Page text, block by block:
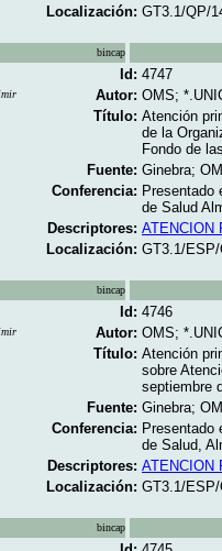
Localización: GT3.1/QP/
bincap
Id: 4747
Autor: OMS;
Título: Atención
de la
Fondo de
Fuente: Ginebra;
Conferencia: Presentado
de Salud
Descriptores: ATENCION
Localización: GT3.1/
bincap
Id: 4746
Autor: OMS;
Título: Atención
sobre
septiembre
Fuente: Ginebra;
Conferencia: Presentado
de Salud,
Descriptores: ATENCION
Localización: GT3.1/
bincap